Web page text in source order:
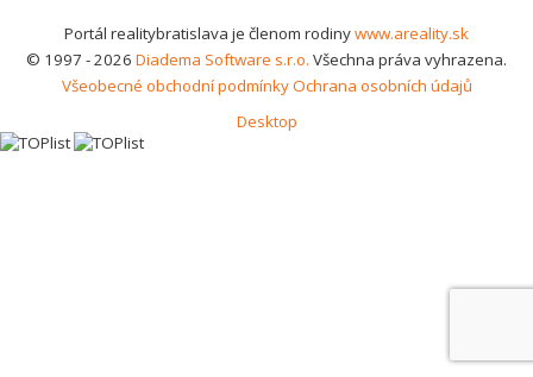
Portál realitybratislava je členom rodinywww.areality.sk
© 1997 - 2026 Diadema Software s.r.o. Všechna práva vyhrazena.
Všeobecné obchodní podmínkyOchrana osobních údajů
Desktop